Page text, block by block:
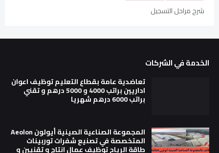
شرح مراحل التسجيل
الخدمة في الشركات
تعاضدية عامة بقطاع التعليم توظيف اعوان
اداريين براتب 4000 و 5000 درهم و تقني
براتب 6000 درهم شهريا
المجموعة الصناعية الصينية أيولون Aeolon
المتخصصة في تصنيع شفرات توربينات
طاقة الرياح توظيف عمال انتاج و تقنيين و